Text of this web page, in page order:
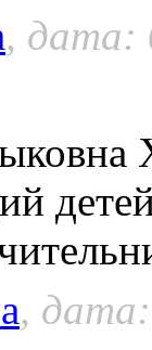
, дата:
,